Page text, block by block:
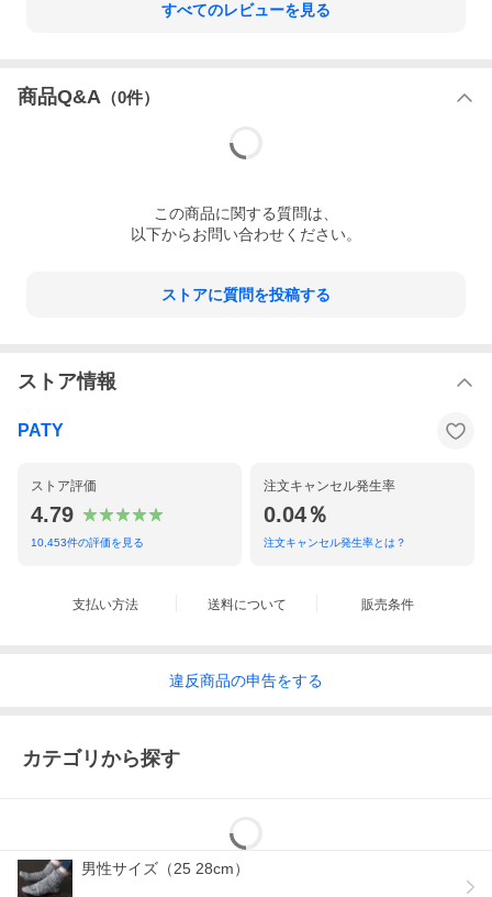
すべてのレビューを見る
商品Q&A （0件）
この商品に関する質問は、
以下からお問い合わせください。
ストアに質問を投稿する
ストア情報
PATY
ストア評価
4.79
10,453件の評価を見る
注文キャンセル発生率
0.04％
注文キャンセル発生率とは？
支払い方法 送料について 販売条件
違反商品の申告をする
カテゴリから探す
男性サイズ（25 28cm）